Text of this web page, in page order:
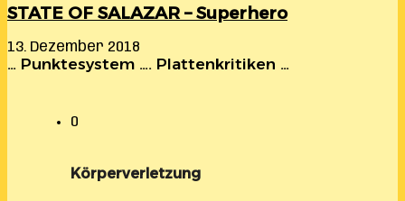
STATE OF SALAZAR – Superhero
13. Dezember 2018
… Punktesystem …. Plattenkritiken …
0
Körperverletzung